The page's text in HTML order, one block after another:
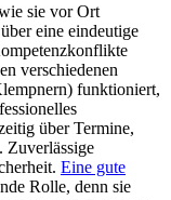
sie vor Ort
eine eindeutige
verschiedenen
funktioniert,
über Termine,
Zuverlässige
Eine gute
Rolle, denn sie